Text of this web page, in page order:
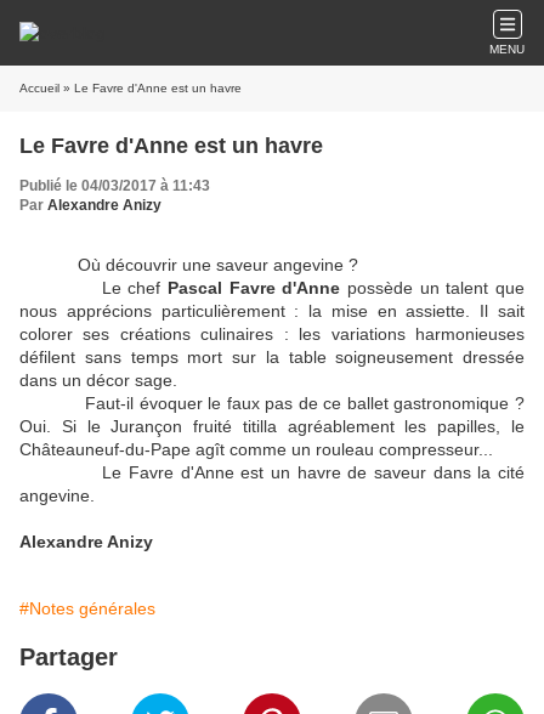
MENU
Accueil » Le Favre d'Anne est un havre
Le Favre d'Anne est un havre
Publié le 04/03/2017 à 11:43
Par Alexandre Anizy
Où découvrir une saveur angevine ?
Le chef Pascal Favre d'Anne possède un talent que
nous apprécions particulièrement : la mise en assiette. Il sait
colorer ses créations culinaires : les variations harmonieuses
défilent sans temps mort sur la table soigneusement dressée
dans un décor sage.
Faut-il évoquer le faux pas de ce ballet gastronomique ?
Oui. Si le Jurançon fruité titilla agréablement les papilles, le
Châteauneuf-du-Pape agît comme un rouleau compresseur...
Le Favre d'Anne est un havre de saveur dans la cité
angevine.
Alexandre Anizy
#Notes générales
Partager